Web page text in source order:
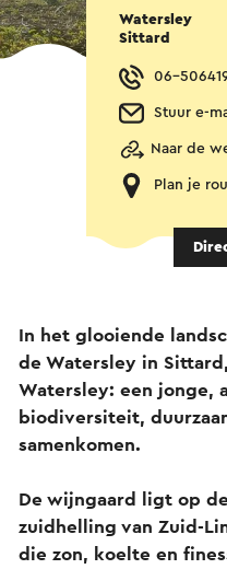
Watersley
Sittard
06-
Stuur e-
Naar de
Plan je
In het glooiende
de Watersley in
Watersley: een jonge,
biodiversiteit,
samenkomen.
De wijngaard ligt op
zuidhelling van Zuid-
die zon, koelte en